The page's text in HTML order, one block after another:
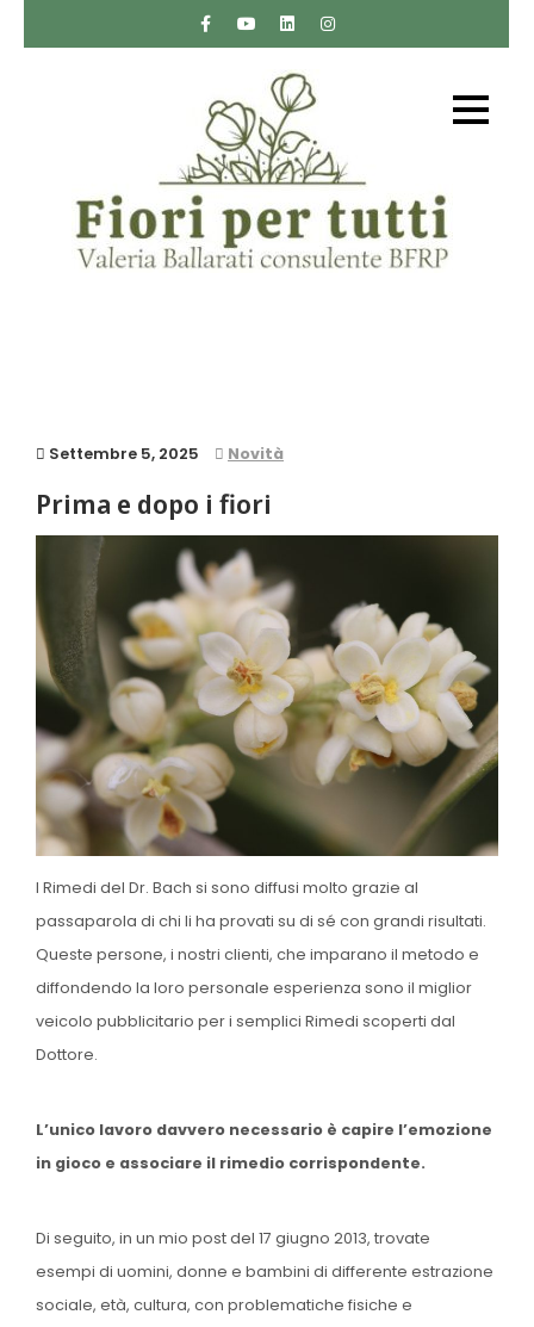
Settembre 5, 2025 Novità
Prima e dopo i fiori
I Rimedi del Dr. Bach si sono diffusi molto grazie al
passaparola di chi li ha provati su di sé con grandi risultati.
Queste persone, i nostri clienti, che imparano il metodo e
diffondendo la loro personale esperienza sono il miglior
veicolo pubblicitario per i semplici Rimedi scoperti dal
Dottore.
L’unico lavoro davvero necessario è capire l’emozione
in gioco e associare il rimedio corrispondente.
Di seguito, in un mio post del 17 giugno 2013, trovate
esempi di uomini, donne e bambini di differente estrazione
sociale, età, cultura, con problematiche fisiche e